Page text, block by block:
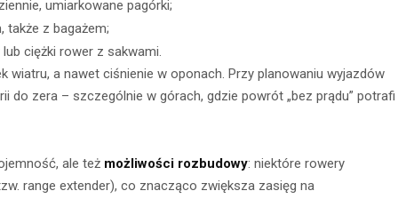
umiarkowane pagórki;
także z bagażem;
ciężki rower z sakwami.
wiatru, a nawet ciśnienie w oponach. Przy planowaniu wyjazdów
do zera – szczególnie w górach, gdzie powrót „bez prądu” potrafi
ale też możliwości rozbudowy: niektóre rowery
range extender), co znacząco zwiększa zasięg na